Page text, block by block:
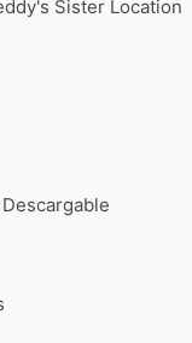
Sister Location